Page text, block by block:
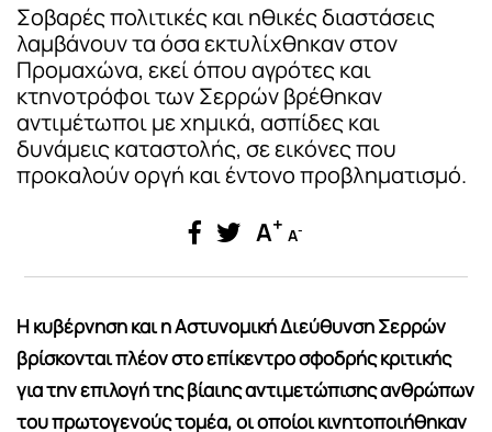
Σοβαρές πολιτικές και ηθικές διαστάσεις
λαμβάνουν τα όσα εκτυλίχθηκαν στον
Προμαχώνα, εκεί όπου αγρότες και
κτηνοτρόφοι των Σερρών βρέθηκαν
αντιμέτωποι με χημικά, ασπίδες και
δυνάμεις καταστολής, σε εικόνες που
προκαλούν οργή και έντονο προβληματισμό.
A+ A-
Η κυβέρνηση και η Αστυνομική Διεύθυνση Σερρών
βρίσκονται πλέον στο επίκεντρο σφοδρής κριτικής
για την επιλογή της βίαιης αντιμετώπισης ανθρώπων
του πρωτογενούς τομέα, οι οποίοι κινητοποιήθηκαν